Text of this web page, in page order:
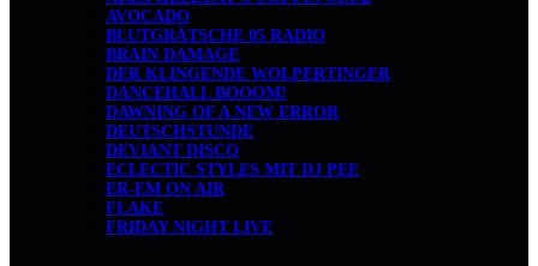
AVOCADO
BLUTGRÄTSCHE 05 RADIO
BRAIN DAMAGE
DER KLINGENDE WOLPERTINGER
DANCEHALL BOOOM!
DAWNING OF A NEW ERROR
DEUTSCHSTUNDE
DEVIANT DISCO
ECLECTIC STYLES MIT DJ PEE
ER-EM ON AIR
FLAKE
FRIDAY NIGHT LIVE